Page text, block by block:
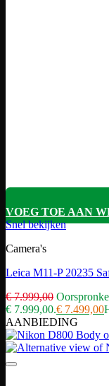
VOEG TOE AAN
Snel bekijken
Camera's
Leica M11-P 20235
€7.999,00
€ 7.999,00.€ 7.499,00
AANBIEDING